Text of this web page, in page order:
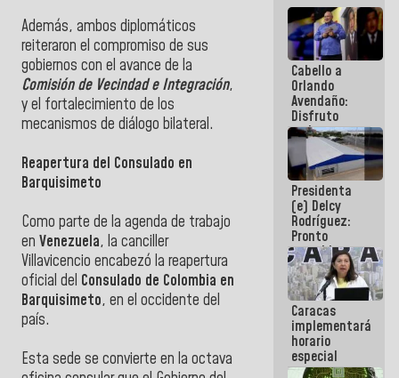
Además, ambos diplomáticos
reiteraron el compromiso de sus
gobiernos con el avance de la
Comisión de Vecindad e Integración,
y el fortalecimiento de los
mecanismos de diálogo bilateral.
Reapertura del Consulado en
Barquisimeto
​Como parte de la agenda de trabajo
en Venezuela, la canciller
Villavicencio encabezó la reapertura
oficial del Consulado de Colombia en
Barquisimeto, en el occidente del
país.
Esta sede se convierte en la octava
Cabello a
Orlando
Avendaño:
Disfruto
cada vez
que escribes
porque lo
que haces
es
embarrarla
Presidenta
(e) Delcy
Rodríguez:
Pronto
restableceremos
las
operaciones
en el
Aeropuerto
Internacional
de
Maiquetía
Caracas
implementará
horario
especial
para